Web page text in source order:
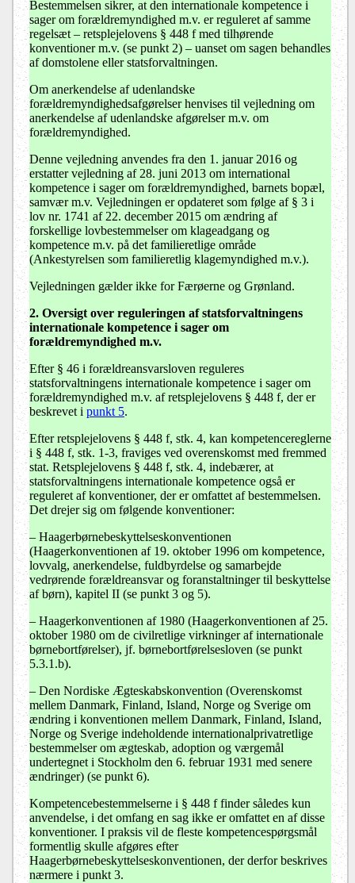
Bestemmelsen sikrer, at den internationale kompetence i
sager om forældremyndighed m.v. er reguleret af samme
regelsæt – retsplejelovens § 448 f med tilhørende
konventioner m.v. (se punkt 2) – uanset om sagen behandles
af domstolene eller statsforvaltningen.
Om anerkendelse af udenlandske
forældremyndighedsafgørelser henvises til vejledning om
anerkendelse af udenlandske afgørelser m.v. om
forældremyndighed.
Denne vejledning anvendes fra den 1. januar 2016 og
erstatter vejledning af 28. juni 2013 om international
kompetence i sager om forældremyndighed, barnets bopæl,
samvær m.v. Vejledningen er opdateret som følge af § 3 i
lov nr. 1741 af 22. december 2015 om ændring af
forskellige lovbestemmelser om klageadgang og
kompetence m.v. på det familieretlige område
(Ankestyrelsen som familieretlig klagemyndighed m.v.).
Vejledningen gælder ikke for Færøerne og Grønland.
2. Oversigt over reguleringen af statsforvaltningens
internationale kompetence i sager om
forældremyndighed m.v.
Efter § 46 i forældreansvarsloven reguleres
statsforvaltningens internationale kompetence i sager om
forældremyndighed m.v. af retsplejelovens § 448 f, der er
beskrevet i punkt 5.
Efter retsplejelovens § 448 f, stk. 4, kan kompetencereglerne
i § 448 f, stk. 1-3, fraviges ved overenskomst med fremmed
stat. Retsplejelovens § 448 f, stk. 4, indebærer, at
statsforvaltningens internationale kompetence også er
reguleret af konventioner, der er omfattet af bestemmelsen.
Det drejer sig om følgende konventioner:
– Haagerbørnebeskyttelseskonventionen
(Haagerkonventionen af 19. oktober 1996 om kompetence,
lovvalg, anerkendelse, fuldbyrdelse og samarbejde
vedrørende forældreansvar og foranstaltninger til beskyttelse
af børn), kapitel II (se punkt 3 og 5).
– Haagerkonventionen af 1980 (Haagerkonventionen af 25.
oktober 1980 om de civilretlige virkninger af internationale
børnebortførelser), jf. børnebortførelsesloven (se punkt
5.3.1.b).
– Den Nordiske Ægteskabskonvention (Overenskomst
mellem Danmark, Finland, Island, Norge og Sverige om
ændring i konventionen mellem Danmark, Finland, Island,
Norge og Sverige indeholdende internationalprivatretlige
bestemmelser om ægteskab, adoption og værgemål
undertegnet i Stockholm den 6. februar 1931 med senere
ændringer) (se punkt 6).
Kompetencebestemmelserne i § 448 f finder således kun
anvendelse, i det omfang en sag ikke er omfattet en af disse
konventioner. I praksis vil de fleste kompetencespørgsmål
formentlig skulle afgøres efter
Haagerbørnebeskyttelseskonventionen, der derfor beskrives
nærmere i punkt 3.